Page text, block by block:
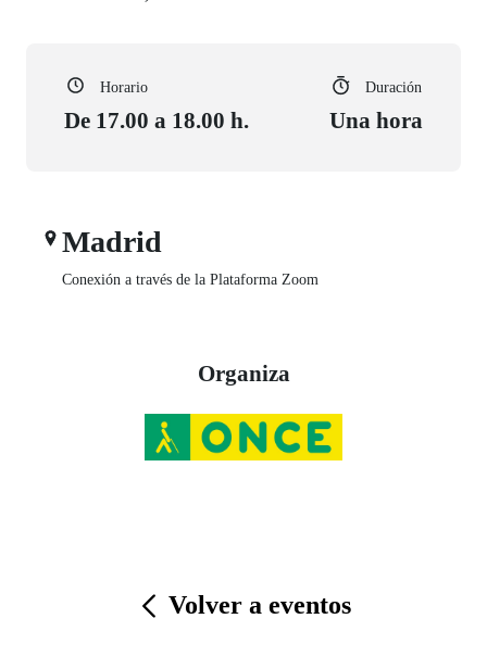
Horario
De 17.00 a 18.00 h.
Duración
Una hora
Madrid
Conexión a través de la Plataforma Zoom
Organiza
Volver a eventos